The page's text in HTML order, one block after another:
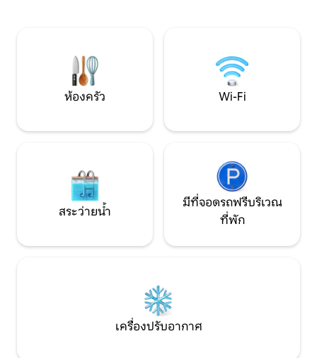
ห้องครัว Wi-Fi
สระว่ายน้ำ
มีที่จอดรถฟรีบริเวณ
ที่พัก
เครื่องปรับอากาศ